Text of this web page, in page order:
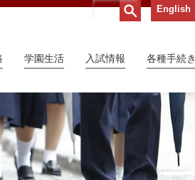
English
学園生活 入試情報 各種手続き